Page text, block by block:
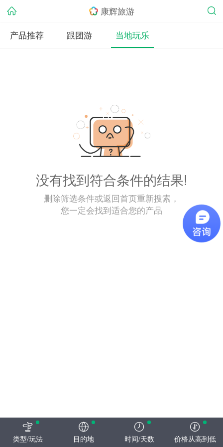
康辉旅游
产品推荐
跟团游 当地玩乐
没有找到符合条件的结果!
删除筛选条件或返回首页重新搜索，
您一定会找到适合您的产品
类型/玩法 目的地 时间/天数 价格从高到低